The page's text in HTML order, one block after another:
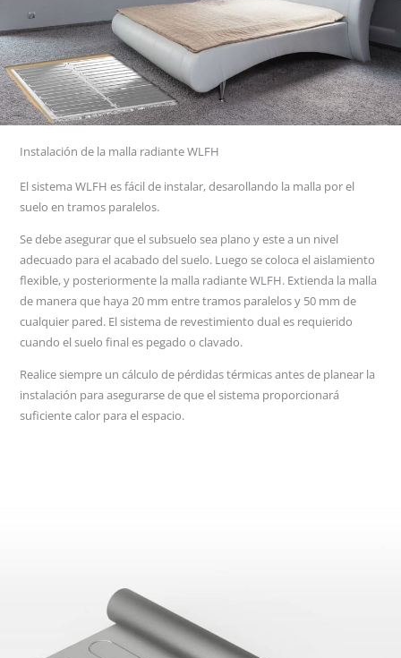
Instalación de la malla radiante WLFH
El sistema WLFH es fácil de instalar, desarollando la malla por el
suelo en tramos paralelos.
Se debe asegurar que el subsuelo sea plano y este a un nivel
adecuado para el acabado del suelo. Luego se coloca el aislamiento
flexible, y posteriormente la malla radiante WLFH. Extienda la malla
de manera que haya 20 mm entre tramos paralelos y 50 mm de
cualquier pared. El sistema de revestimiento dual es requierido
cuando el suelo final es pegado o clavado.
Realice siempre un cálculo de pérdidas térmicas antes de planear la
instalación para asegurarse de que el sistema proporcionará
suficiente calor para el espacio.